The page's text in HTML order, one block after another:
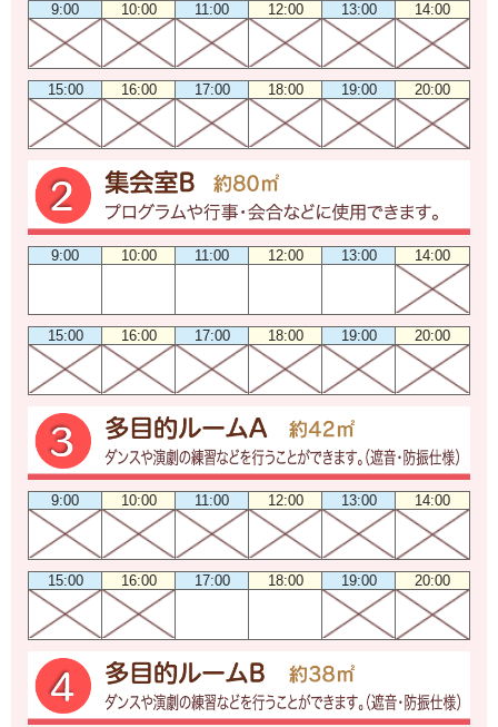
9:00 10:00 11:00 12:00 13:00 14:00
15:00 16:00 17:00 18:00 19:00 20:00
9:00 10:00 11:00 12:00 13:00 14:00
15:00 16:00 17:00 18:00 19:00 20:00
9:00 10:00 11:00 12:00 13:00 14:00
15:00 16:00 17:00 18:00 19:00 20:00